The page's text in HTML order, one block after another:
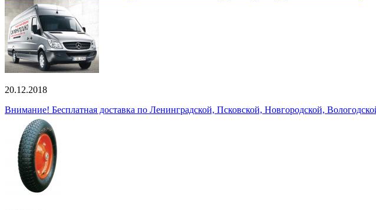
20.12.2018
Внимание! Бесплатная доставка по Ленинградской, Псковской, Новгородской,